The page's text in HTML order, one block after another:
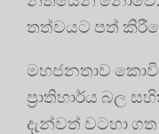
තත්වයට පත්
මහජනතාව
ප්‍රාතිහාර්ය බල
දැන්වත් වටහා